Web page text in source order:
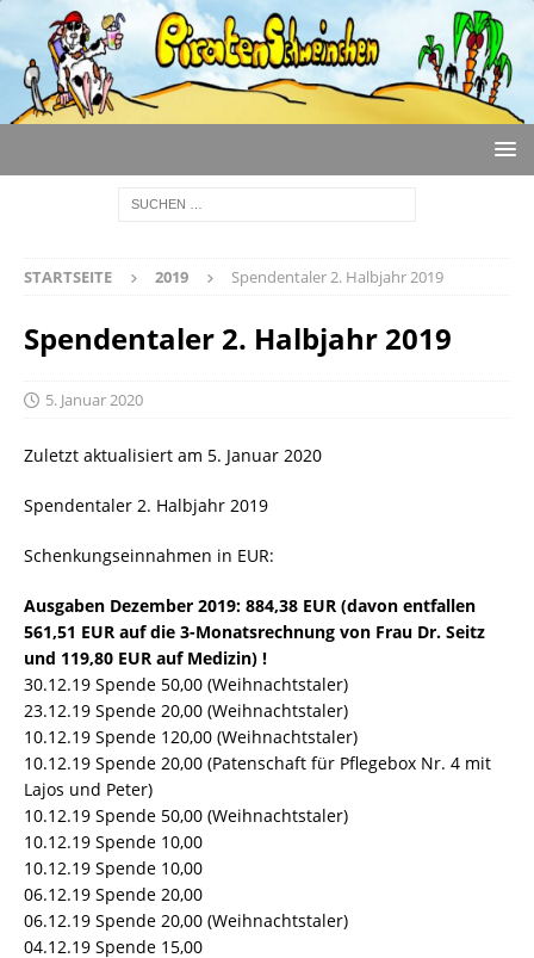
STARTSEITE 2019 Spendentaler 2. Halbjahr 2019
Spendentaler 2. Halbjahr 2019
5. Januar 2020
Zuletzt aktualisiert am 5. Januar 2020
Spendentaler 2. Halbjahr 2019
Schenkungseinnahmen in EUR:
Ausgaben Dezember 2019: 884,38 EUR (davon entfallen
561,51 EUR auf die 3-Monatsrechnung von Frau Dr. Seitz
und 119,80 EUR auf Medizin) !
30.12.19 Spende 50,00 (Weihnachtstaler)
23.12.19 Spende 20,00 (Weihnachtstaler)
10.12.19 Spende 120,00 (Weihnachtstaler)
10.12.19 Spende 20,00 (Patenschaft für Pflegebox Nr. 4 mit
Lajos und Peter)
10.12.19 Spende 50,00 (Weihnachtstaler)
10.12.19 Spende 10,00
10.12.19 Spende 10,00
06.12.19 Spende 20,00
06.12.19 Spende 20,00 (Weihnachtstaler)
04.12.19 Spende 15,00